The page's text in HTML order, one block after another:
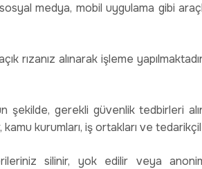
medya, mobil uygulama gibi
rızanız alınarak işleme
şekilde, gerekli güvenlik tedbirleri
kurumları, iş ortakları ve
silinir, yok edilir veya